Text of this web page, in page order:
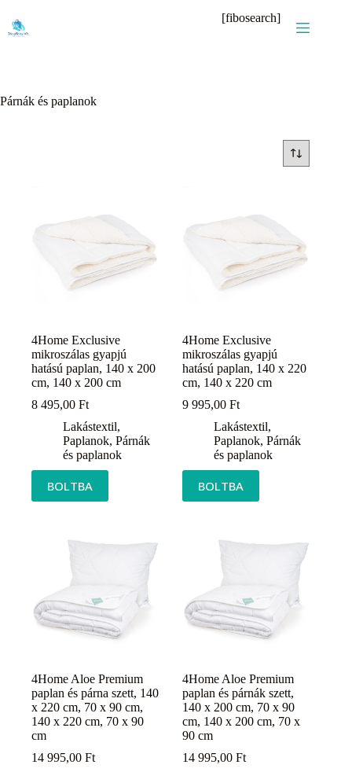
content
[fibosearch]
Párnák és paplanok
4Home Exclusive
mikroszálas gyapjú
hatású paplan, 140 x 200
cm, 140 x 200 cm
8 495,00 Ft
Lakástextil,
Paplanok, Párnák
és paplanok
BOLTBA
4Home Exclusive
mikroszálas gyapjú
hatású paplan, 140 x 220
cm, 140 x 220 cm
9 995,00Ft
Lakástextil,
Paplanok,Párnák
és paplanok
BOLTBA
4Home Aloe Premium
paplan és párna szett, 140
x 220 cm, 70 x 90 cm,
140 x 220 cm, 70 x 90
cm
14 995,00 Ft
4Home Aloe Premium
paplan és párnák szett,
140 x 200 cm, 70 x 90
cm, 140 x 200 cm, 70 x
90 cm
14 995,00Ft